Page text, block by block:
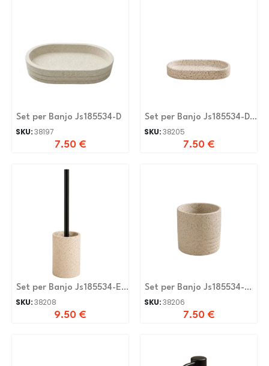
Set per Banjo Js185534-D
SKU:38197
7.50 €
Set per Banjo Js185534-D-
N
SKU:38205
7.50 €
Set per Banjo Js185534-E-
N
SKU:38208
9.50 €
Set per Banjo Js185534-G-
N
SKU:38206
7.50 €